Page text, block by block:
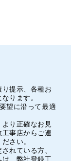
提示、各種お
ります。
望に沿って最適
り正確なお見
事店からご連
さい。
れている方、
、弊社登録工